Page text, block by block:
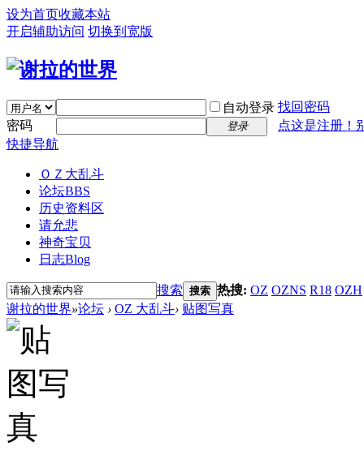
设为首页收藏本站
开启辅助访问 切换到宽版
自动登录 找回密码
密码
登录
点这是注册！
快捷导航
ＯＺ大乱斗
论坛BBS
历史资料区
请允悲
神奇宝贝
日志Blog
搜索 搜索 热搜: OZ OZNS R18 OZH
谢拉的世界»论坛 › OZ 大乱斗› 贴图写真